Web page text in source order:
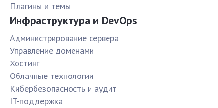
Плагины и темы
Инфраструктура и DevOps
Администрирование сервера
Управление доменами
Хостинг
Облачные технологии
Кибербезопасность и аудит
IT-поддержка